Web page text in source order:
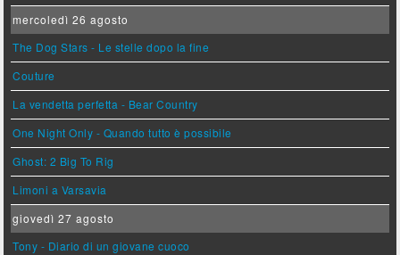
mercoledì 26 agosto
The Dog Stars - Le stelle dopo la fine
Couture
La vendetta perfetta - Bear Country
One Night Only - Quando tutto è possibile
Ghost: 2 Big To Rig
Limoni a Varsavia
giovedì 27 agosto
Tony - Diario di un giovane cuoco